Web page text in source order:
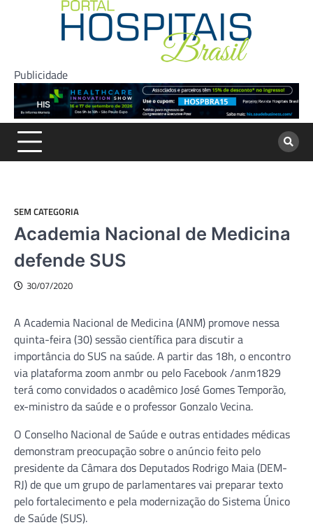
Publicidade
SEM CATEGORIA
Academia Nacional de Medicina
defende SUS
30/07/2020
A Academia Nacional de Medicina (ANM) promove nessa
quinta-feira (30) sessão científica para discutir a
importância do SUS na saúde. A partir das 18h, o encontro
via plataforma zoom anmbr ou pelo Facebook /anm1829
terá como convidados o acadêmico José Gomes Temporão,
ex-ministro da saúde e o professor Gonzalo Vecina.
O Conselho Nacional de Saúde e outras entidades médicas
demonstram preocupação sobre o anúncio feito pelo
presidente da Câmara dos Deputados Rodrigo Maia (DEM-
RJ) de que um grupo de parlamentares vai preparar texto
pelo fortalecimento e pela modernização do Sistema Único
de Saúde (SUS).